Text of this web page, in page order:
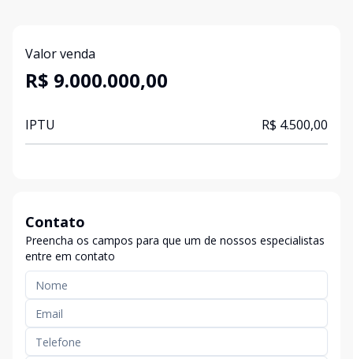
Valor venda
R$ 9.000.000,00
IPTU R$ 4.500,00
Contato
Preencha os campos para que um de nossos especialistas
entre em contato